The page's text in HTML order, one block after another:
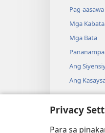
Privacy
Para sa
Pag-
Mga
Mga Bata
Ang
Ang